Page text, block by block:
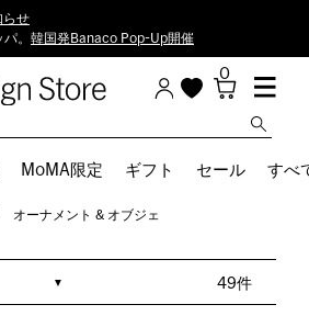
らせ
。 韓国発Banaco Pop-Up開催
0
MoMA限定 ギフト セール すべ
オーナメント & オブジェ
49件